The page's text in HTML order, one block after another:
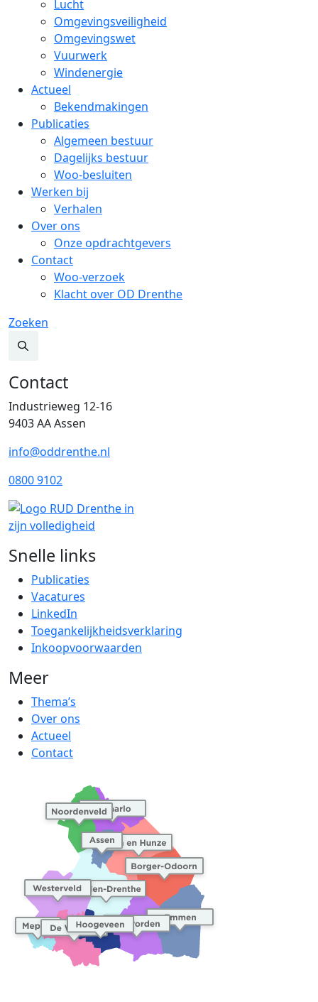
Lucht
Omgevingsveiligheid
Omgevingswet
Vuurwerk
Windenergie
Actueel
Bekendmakingen
Publicaties
Algemeen bestuur
Dagelijks bestuur
Woo-besluiten
Werken bij
Verhalen
Over ons
Onze opdrachtgevers
Contact
Woo-verzoek
Klacht over OD Drenthe
Zoeken
Contact
Industrieweg 12-16
9403 AA Assen
info@oddrenthe.nl
0800 9102
Snelle links
Publicaties
Vacatures
LinkedIn
Toegankelijkheidsverklaring
Inkoopvoorwaarden
Meer
Thema’s
Over ons
Actueel
Contact